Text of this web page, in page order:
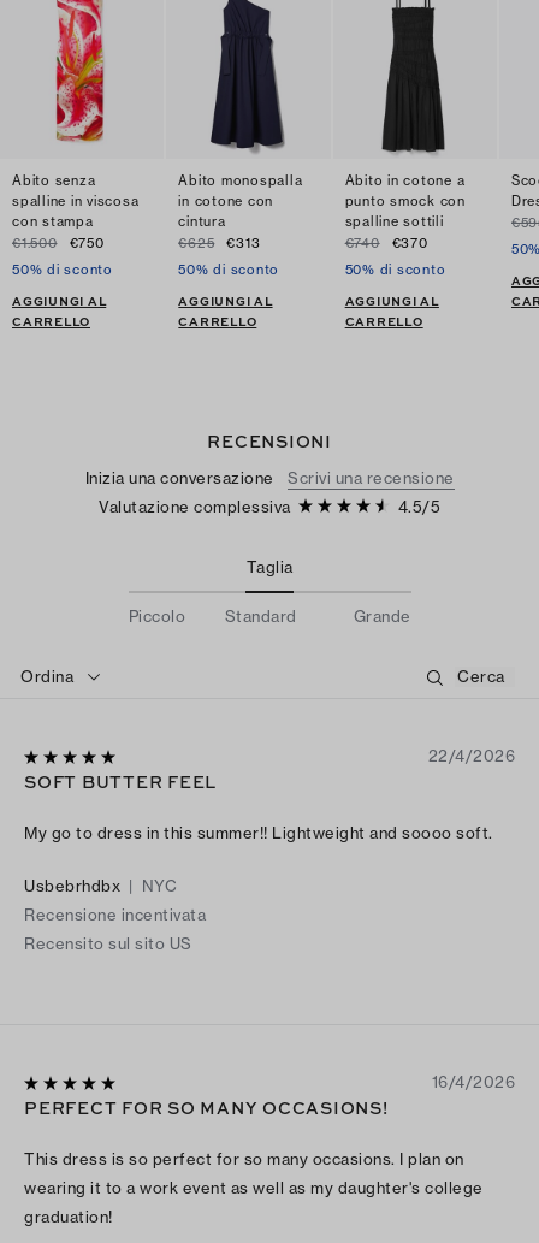
Abito senza
spalline in viscosa
con stampa
€1.500
€750
50% di sconto
AGGIUNGI AL
CARRELLO
Abito monospalla
in cotone con
cintura
€625
€313
50% di sconto
AGGIUNGI AL
CARRELLO
Abito in cotone a
punto smock con
spalline sottili
€740
€370
50% di sconto
AGGIUNGI AL
CARRELLO
RECENSIONI
Inizia una conversazione
Scrivi una recensione
Valutazione complessiva
4.5/5
Taglia
Piccolo Standard Grande
Ordina
22/4/2026
SOFT BUTTER FEEL
My go to dress in this summer!! Lightweight and soooo soft.
Usbebrhdbx | NYC
Recensione incentivata
Recensito sul sito US
16/4/2026
PERFECT FOR SO MANY OCCASIONS!
This dress is so perfect for so many occasions. I plan on
wearing it to a work event as well as my daughter's college
graduation!